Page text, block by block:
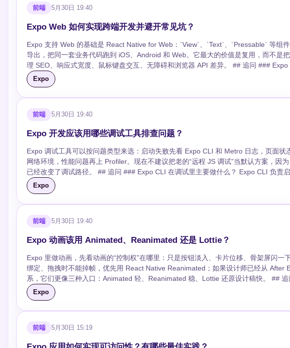
正确。 ### 项目变大后怎么组织路由？ 把认证、Tabs、弹窗、业务模块分到不同分组里，让每个 `_layout.tsx` 只管当前层级的导航。 ## 写段代码
```tsx const { id } = useLocalSearchParams<{ id: string }>(); router.push(`/user/${id}/
前端 5月30日 19:40
Expo Web 如何实现跨端开发并避开常见坑？
Expo 支持 Web 的基础是 React Native for Web：`View`、`Text`、`Pressable` 等组
导出，把同一套业务代码跑到 iOS、Android 和 Web。它最大的价值是复用，而不是
理 SEO、响应式宽度、鼠标键盘交互、无障碍和浏览器 API 差异。 ## 追问 ### Expo Web 怎么启动和发布？ 开发时用 `npx expo start --web`。发
布静态站点常用 `npx expo export --platform web`，再把产物交给 Vercel、Netlify、Nginx 或对象存储。 ### React Native
React Native 组件和样式模型翻译成 Web 可理解的结构。好处是组件复用，代价是并非所有原生能力
分？ 相机、推送、文件系统、安全存储、分享、下载和路由跳转最容易分叉。简单差异用
PWA 能自动做好吗？ 不能。Expo Router 能让 URL 更自然，但标题、描述、结构化
写段代码 ```tsx const padding = Platform.select({ web: 24, default: 16 }); ```
Expo
前端 5月30日 19:40
Expo 开发应该用哪些调试工具排查问题？
Expo 调试工具可以按问题类型来选：启动失败先看 Expo CLI 和 Metro 日志，页面
网络环境，性能问题再上 Profiler。现在不建议把老的“远程 JS 调试”当默认方案，
已经改变了调试路径。 ## 追问 ### Expo CLI 在调试里主要做什么？ Expo CLI 负责启动 Metro、生成二维码、打开模拟器、切换连接方式和清缓
存。常用 `npx expo start`，遇到 bundle 或资源缓存异常，先试 `npx expo start -c`。 ### React Native DevTools 怎么打开？ 项目跑起来后，在终
端按 `j` 通常就能打开。它可以看 Console、Sources、Network、Components 和 Profiler，比旧
Development Build 调试有什么区别？ Expo Go 适合验证纯 JS 和官方内置模块，启
VPN、公司 Wi-Fi 隔离都可能导致失败。LAN 不行可以临时用 tunnel，但不适合判断性能。 ### 性能问题应该看哪个工具？ 先用 Profiler
否重复渲染，再看 Network 是否重复请求或接口太慢。滚动、动画、输入卡顿一定要在真机
```tsx if (__DEV__) { console.group('user'); console.log(user.id, user.role);
Expo
前端 5月30日 19:40
Expo 动画该用 Animated、Reanimated 还是 Lottie？
Expo 里做动画，先看动画的“控制权”在哪里：只是按钮淡入、卡片位移、骨架屏闪
绑定、拖拽时不能掉帧，优先用 React Native Reanimated；如果设计师已经从 After
系，它们更像三种入口：Animated 轻、Reanimated 稳、Lottie 还原设计稿快。 ## 追问 ### Animated 和 Reanimated 到底差在哪？ Animated 适
合透明度、缩放、平移这类常规过渡，API 学习成本低。Reanimated 的共享值和
写法和调试成本也更高。 ### Lottie 适合替代手写动画吗？ 不适合全部替代。Lottie 很适合加载、空状态、品牌动效，因为它能最大程度还原设计资
源；但它不适合承载复杂业务状态。 ### Expo 项目里需要额外配置什么？ 依赖建议用 `npx expo install react-native-reanimated lottie-react-
阻塞，比如大量 setState、日志、JSON 解析或列表重渲染。能用 transform 就别改布局尺寸。 ### 实战选型有什么取舍？ 简单
Reanimated，后续维护成本更高；设计师交付 Lottie JSON 时优先 Lottie；和手势强绑定再用 Reanimated
Expo
前端 5月30日 15:19